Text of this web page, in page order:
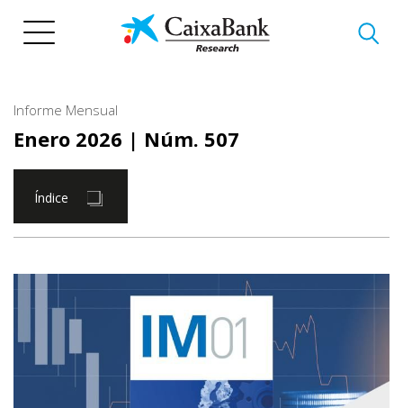
Informe Mensual
Enero 2026 | Núm. 507
Índice